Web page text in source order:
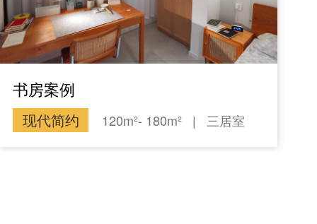
书房案例
现代简约 120m²- 180m² | 三居室